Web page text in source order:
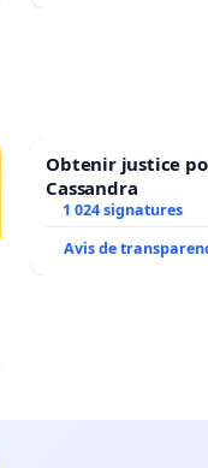
Obtenir justice
Cassandra
1 024 signatures
Avis de